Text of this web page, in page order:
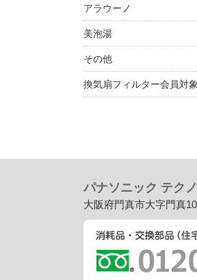
アラウーノ
美泡湯
その他
換気扇フィルター会員対象
パナソニック テク
大阪府門真市大字門真